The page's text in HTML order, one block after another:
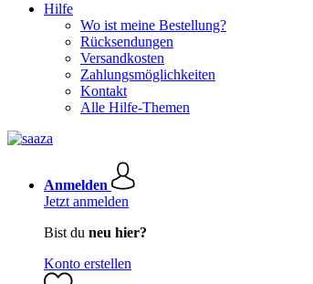
Hilfe
Wo ist meine Bestellung?
Rücksendungen
Versandkosten
Zahlungsmöglichkeiten
Kontakt
Alle Hilfe-Themen
Anmelden
Jetzt anmelden
Bist du neu hier?
Konto erstellen